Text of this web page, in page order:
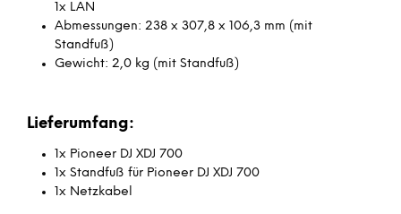
1x LAN
Abmessungen: 238 x 307,8 x 106,3 mm (mit
Standfuß)
Gewicht: 2,0 kg (mit Standfuß)
Lieferumfang:
1x Pioneer DJ XDJ 700
1x Standfuß für Pioneer DJ XDJ 700
1x Netzkabel